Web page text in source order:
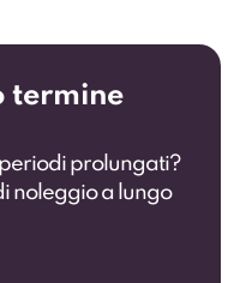
termine
prolungati?
noleggio a lungo